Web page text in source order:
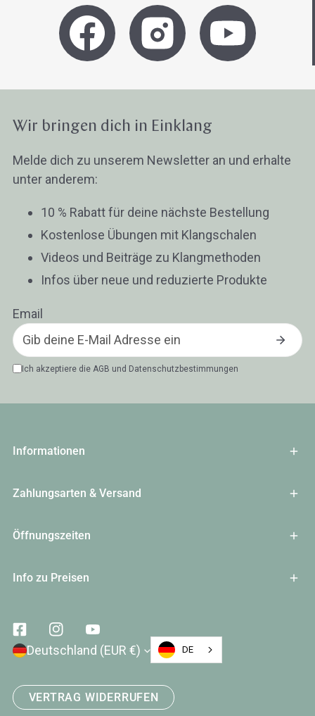
Wir bringen dich in Einklang
Melde dich zu unserem Newsletter an und erhalte
unter anderem:
10 % Rabatt für deine nächste Bestellung
Kostenlose Übungen mit Klangschalen
Videos und Beiträge zu Klangmethoden
Infos über neue und reduzierte Produkte
Email
Ich akzeptiere die AGB und Datenschutzbestimmungen
Informationen
Zahlungsarten & Versand
Öffnungszeiten
Info zu Preisen
FacebookInstagramYoutube
Land/Region
Deutschland (EUR €) DE
VERTRAG WIDERRUFEN
Ja sofort Ja mit Umwegen
Klangschalen Gongs
Handy Computer Tablet